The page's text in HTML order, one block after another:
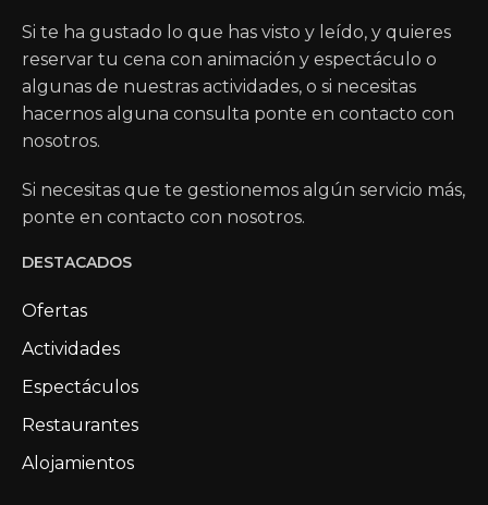
Si te ha gustado lo que has visto y leído, y quieres
reservar tu cena con animación y espectáculo o
algunas de nuestras actividades, o si necesitas
hacernos alguna consulta ponte en contacto con
nosotros.
Si necesitas que te gestionemos algún servicio más,
ponte en contacto con nosotros.
DESTACADOS
Ofertas
Actividades
Espectáculos
Restaurantes
Alojamientos